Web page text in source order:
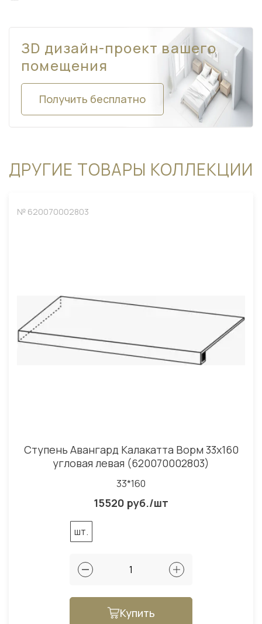
ЗD дизайн-проект вашего
помещения
Получить бесплатно
ДРУГИЕ ТОВАРЫ КОЛЛЕКЦИИ
№ 620070002803
Ступень Авангард Калакатта Ворм 33x160
угловая левая (620070002803)
33*160
15520 руб./шт
шт.
Купить